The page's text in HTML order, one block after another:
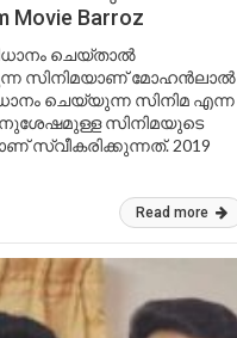
Barroz
ചെയ്താൽ
സിനിമയാണ് മോഹൻലാൽ
ചെയ്യുന്ന സിനിമ എന്ന
സിനിമയുടെ
2019
Read more